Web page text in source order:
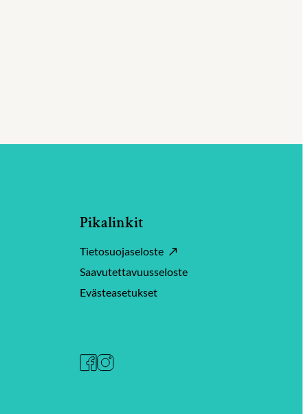
Pikalinkit
Tietosuojaseloste
Saavutettavuusseloste
Evästeasetukset
Facebook
Instagram